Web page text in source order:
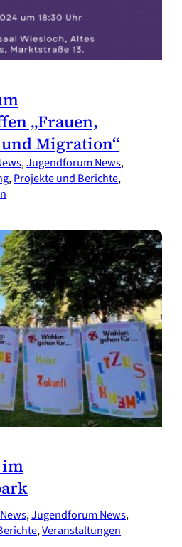
„Frauen,
Migration“
, Jugendforum News
, Projekte und Berichte
im
, Jugendforum News
, Veranstaltungen